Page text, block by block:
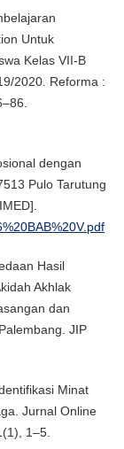
Untuk
Kelas VII-B
2020. Reforma :
dengan
Pulo Tarutung
Hasil
Akhlak
dan
JIP
Minat
Jurnal Online
1–5.